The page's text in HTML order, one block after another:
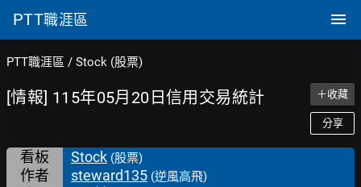
PTT職涯區
PTT職涯區 / Stock (股票)
[情報] 115年05月20日信用交易統計 ＋收藏
分享
看板 Stock (股票)
作者 steward135 (逆風高飛)